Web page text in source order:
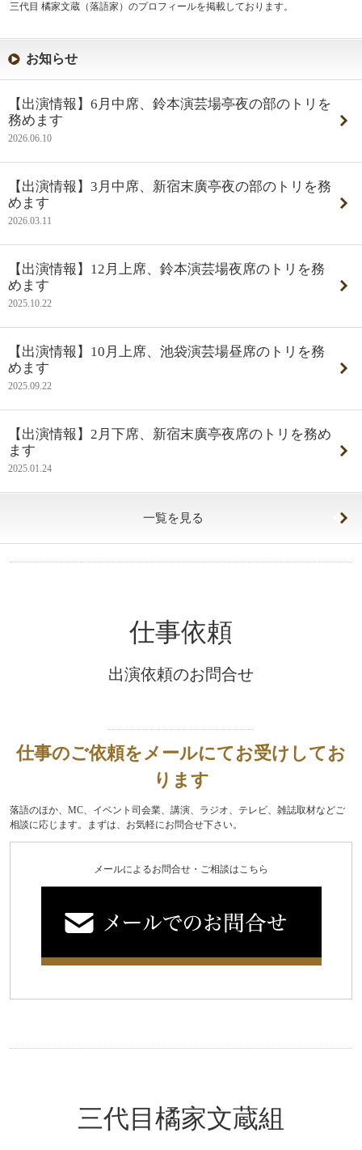
三代目 橘家文蔵（落語家）のプロフィールを掲載しております。
お知らせ
【出演情報】6月中席、鈴本演芸場亭夜の部のトリを
務めます
2026.06.10
【出演情報】3月中席、新宿末廣亭夜の部のトリを務
めます
2026.03.11
【出演情報】12月上席、鈴本演芸場夜席のトリを務
めます
2025.10.22
【出演情報】10月上席、池袋演芸場昼席のトリを務
めます
2025.09.22
【出演情報】2月下席、新宿末廣亭夜席のトリを務め
ます
2025.01.24
一覧を見る
仕事依頼
出演依頼のお問合せ
仕事のご依頼をメールにてお受けしてお
ります
落語のほか、MC、イベント司会業、講演、ラジオ、テレビ、雑誌取材などご
相談に応じます。まずは、お気軽にお問合せ下さい。
メールによるお問合せ・ご相談はこちら
三代目橘家文蔵組